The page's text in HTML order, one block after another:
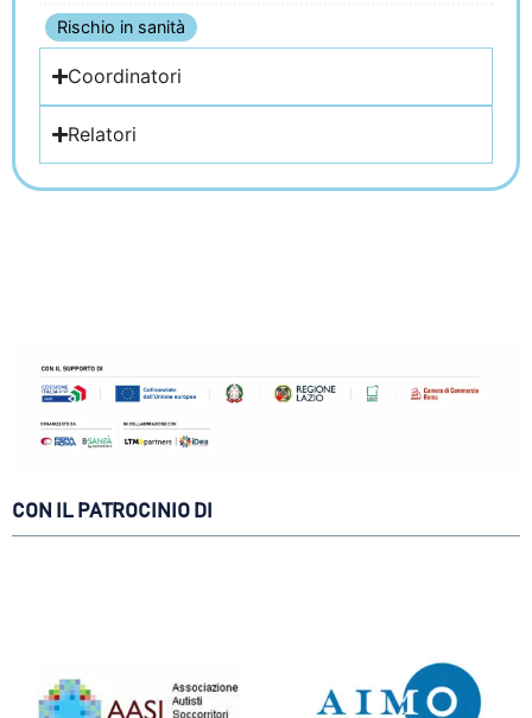
Rischio in sanità
Coordinatori
Relatori
CON IL PATROCINIO DI